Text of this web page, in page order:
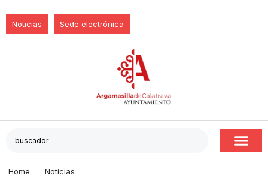
Noticias Sede electrónica
Home Noticias